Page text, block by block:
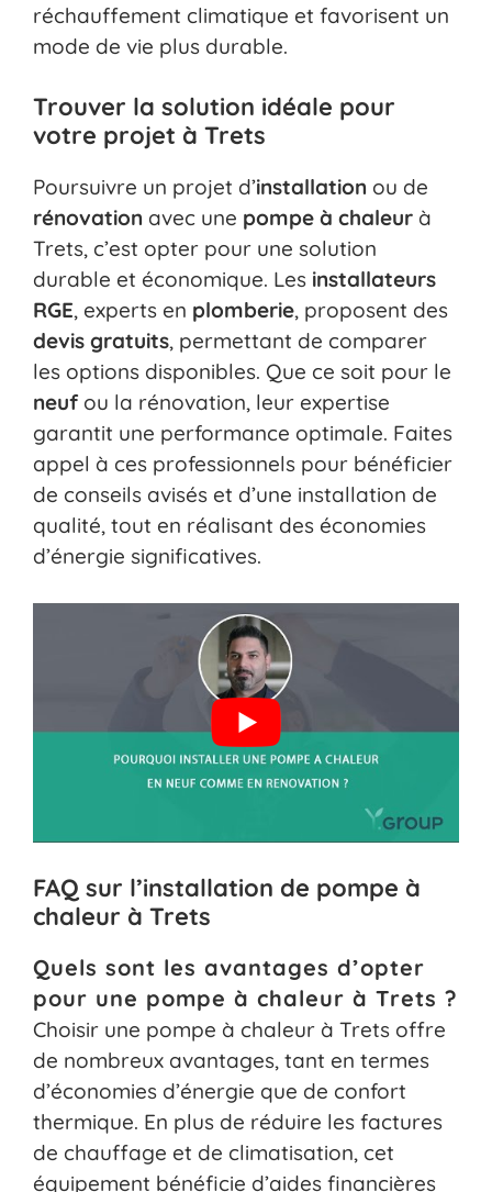
réchauffement climatique et favorisent un
mode de vie plus durable.
Trouver la solution idéale pour
votre projet à Trets
Poursuivre un projet d’installation ou de
rénovation avec une pompe à chaleur à
Trets, c’est opter pour une solution
durable et économique. Les installateurs
RGE, experts en plomberie, proposent des
devis gratuits, permettant de comparer
les options disponibles. Que ce soit pour le
neuf ou la rénovation, leur expertise
garantit une performance optimale. Faites
appel à ces professionnels pour bénéficier
de conseils avisés et d’une installation de
qualité, tout en réalisant des économies
d’énergie significatives.
FAQ sur l’installation de pompe à
chaleur à Trets
Quels sont les avantages d’opter
pour une pompe à chaleur à Trets ?
Choisir une pompe à chaleur à Trets offre
de nombreux avantages, tant en termes
d’économies d’énergie que de confort
thermique. En plus de réduire les factures
de chauffage et de climatisation, cet
équipement bénéficie d’aides financières